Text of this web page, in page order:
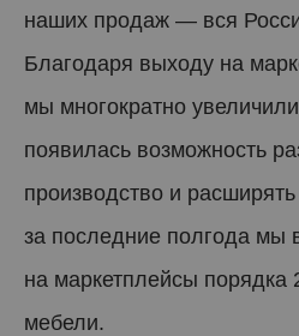
наших продаж — вся
Благодаря выходу на
мы многократно
появилась возможность
производство и
за последние полгода мы
на маркетплейсы
мебели.